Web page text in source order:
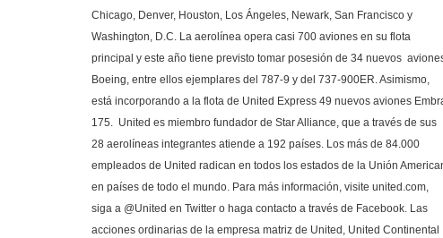
Chicago, Denver, Houston, Los Ángeles, Newark, San Francisco y
Washington, D.C. La aerolínea opera casi 700 aviones en su flota
principal y este año tiene previsto tomar posesión de 34 nuevos
Boeing, entre ellos ejemplares del 787-9 y del 737-900ER. Asimismo,
está incorporando a la flota de United Express 49 nuevos aviones
175. United es miembro fundador de Star Alliance, que a través de sus
28 aerolíneas integrantes atiende a 192 países. Los más de 84.000
empleados de United radican en todos los estados de la Unión
en países de todo el mundo. Para más información, visite united.com,
siga a @United en Twitter o haga contacto a través de Facebook. Las
acciones ordinarias de la empresa matriz de United, United Continental